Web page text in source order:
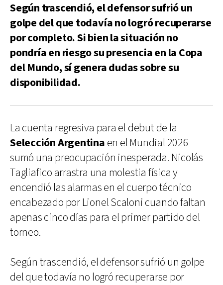
Según trascendió, el defensor sufrió un
golpe del que todavía no logró recuperarse
por completo. Si bien la situación no
pondría en riesgo su presencia en la Copa
del Mundo, sí genera dudas sobre su
disponibilidad.
La cuenta regresiva para el debut de la
Selección Argentina en el Mundial 2026
sumó una preocupación inesperada. Nicolás
Tagliafico arrastra una molestia física y
encendió las alarmas en el cuerpo técnico
encabezado por Lionel Scaloni cuando faltan
apenas cinco días para el primer partido del
torneo.
Según trascendió, el defensor sufrió un golpe
del que todavía no logró recuperarse por